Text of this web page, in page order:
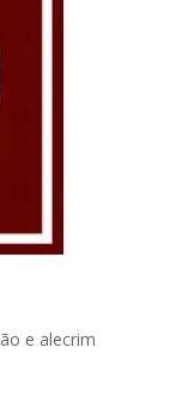
e alecrim